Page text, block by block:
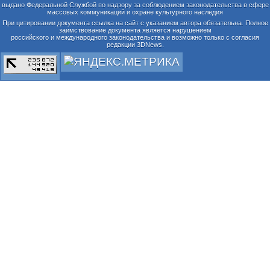
выдано Федеральной Службой по надзору за соблюдением законодательства в сфере
массовых коммуникаций и охране культурного наследия
При цитировании документа ссылка на сайт с указанием автора обязательна. Полное
заимствование документа является нарушением
российского и международного законодательства и возможно только с согласия
редакции 3DNews.